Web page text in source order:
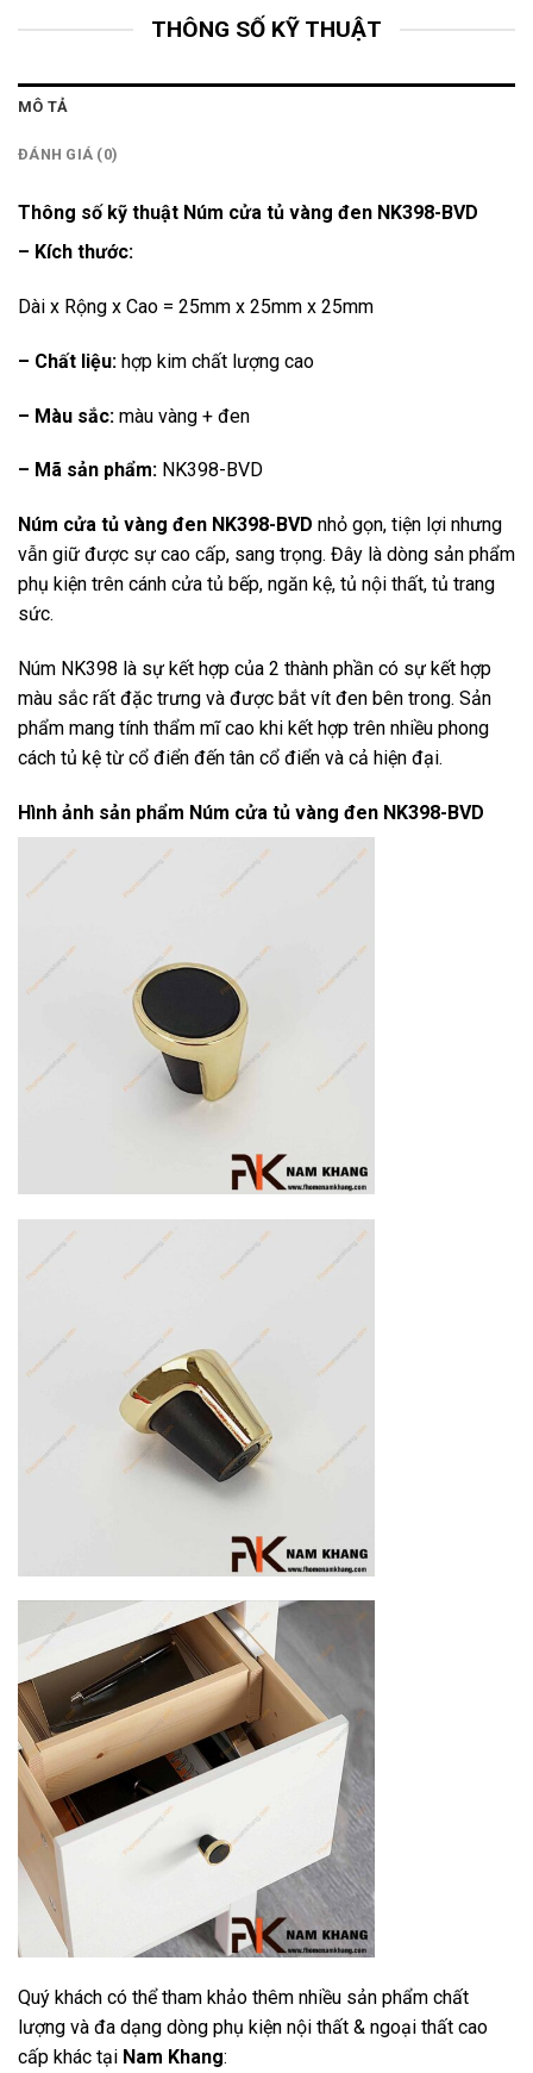
THÔNG SỐ KỸ THUẬT
MÔ TẢ
ĐÁNH GIÁ (0)
Thông số kỹ thuật Núm cửa tủ vàng đen NK398-BVD
– Kích thước:
Dài x Rộng x Cao = 25mm x 25mm x 25mm
– Chất liệu: hợp kim chất lượng cao
– Màu sắc: màu vàng + đen
– Mã sản phẩm: NK398-BVD
Núm cửa tủ vàng đen NK398-BVD nhỏ gọn, tiện lợi nhưng
vẫn giữ được sự cao cấp, sang trọng. Đây là dòng sản phẩm
phụ kiện trên cánh cửa tủ bếp, ngăn kệ, tủ nội thất, tủ trang
sức.
Núm NK398 là sự kết hợp của 2 thành phần có sự kết hợp
màu sắc rất đặc trưng và được bắt vít đen bên trong. Sản
phẩm mang tính thẩm mĩ cao khi kết hợp trên nhiều phong
cách tủ kệ từ cổ điển đến tân cổ điển và cả hiện đại.
Hình ảnh sản phẩm Núm cửa tủ vàng đen NK398-BVD
Quý khách có thể tham khảo thêm nhiều sản phẩm chất
lượng và đa dạng dòng phụ kiện nội thất & ngoại thất cao
cấp khác tại Nam Khang: